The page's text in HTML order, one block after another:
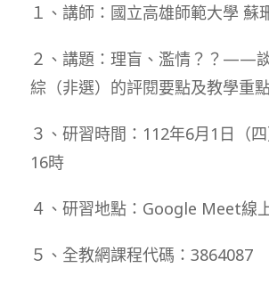
１、講師：國立高雄師範大學 蘇
２、講題：理盲、濫情？？——
綜（非選）的評閱要點及教學重
３、研習時間：112年6月1日（
16時
４、研習地點：Google Meet線
５、全教網課程代碼：3864087